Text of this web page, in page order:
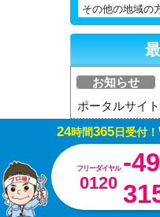
その他の地域の
お知らせ
ポータルサイ
お知らせ
公式YouTube
お知らせ
価格改定のお
24時間365日受付！
フリーダイヤル
0120
-